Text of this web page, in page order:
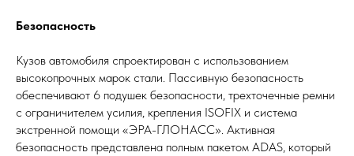
Безопасность
Кузов автомобиля спроектирован с использованием
высокопрочных марок стали. Пассивную безопасность
обеспечивают 6 подушек безопасности, трехточечные ремни
с ограничителем усилия, крепления ISOFIX и система
экстренной помощи «ЭРА-ГЛОНАСС». Активная
безопасность представлена полным пакетом ADAS, который